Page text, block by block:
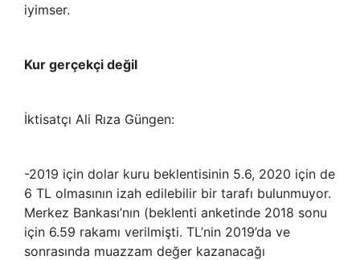
iyimser.
Kur gerçekçi değil
İktisatçı Ali Rıza Güngen:
-2019 için dolar kuru beklentisinin 5.6, 2020 için de
6 TL olmasının izah edilebilir bir tarafı bulunmuyor.
Merkez Bankası’nın (beklenti anketinde 2018 sonu
için 6.59 rakamı verilmişti. TL’nin 2019’da ve
sonrasında muazzam değer kazanacağı